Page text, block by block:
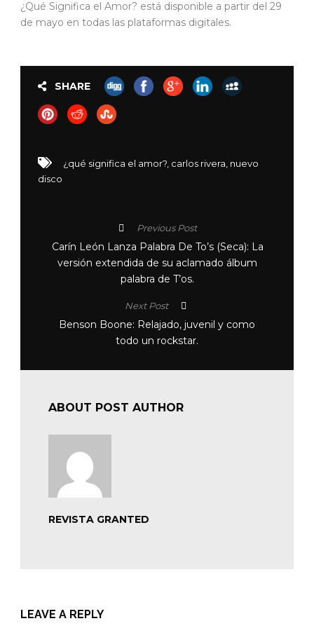
¿Qué Significa el Amor? está disponible a partir del 29
de mayo en todas las plataformas digitales.
SHARE
¿qué significa el amor? carlos rivera nuevo
disco
Previous Post
Carín León Lanza Palabra De To’s (Seca): La
versión extendida de su aclamado álbum
palabra de T’os.
Next Post
Benson Boone: Relajado, juvenil y como
todo un rockstar.
ABOUT POST AUTHOR
REVISTA GRANTED
LEAVE A REPLY